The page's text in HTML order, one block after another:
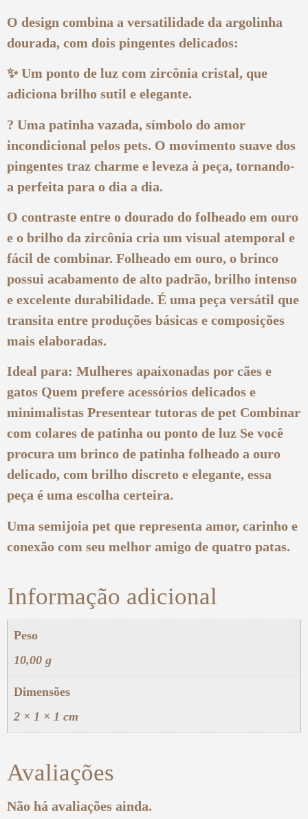
O design combina a versatilidade da argolinha
dourada, com dois pingentes delicados:
✨ Um ponto de luz com zircônia cristal, que
adiciona brilho sutil e elegante.
? Uma patinha vazada, símbolo do amor
incondicional pelos pets. O movimento suave dos
pingentes traz charme e leveza à peça, tornando-
a perfeita para o dia a dia.
O contraste entre o dourado do folheado em ouro
e o brilho da zircônia cria um visual atemporal e
fácil de combinar. Folheado em ouro, o brinco
possui acabamento de alto padrão, brilho intenso
e excelente durabilidade. É uma peça versátil que
transita entre produções básicas e composições
mais elaboradas.
Ideal para: Mulheres apaixonadas por cães e
gatos Quem prefere acessórios delicados e
minimalistas Presentear tutoras de pet Combinar
com colares de patinha ou ponto de luz Se você
procura um brinco de patinha folheado a ouro
delicado, com brilho discreto e elegante, essa
peça é uma escolha certeira.
Uma semijoia pet que representa amor, carinho e
conexão com seu melhor amigo de quatro patas.
Informação adicional
Peso
10,00 g
Dimensões
2 × 1 × 1 cm
Avaliações
Não há avaliações ainda.